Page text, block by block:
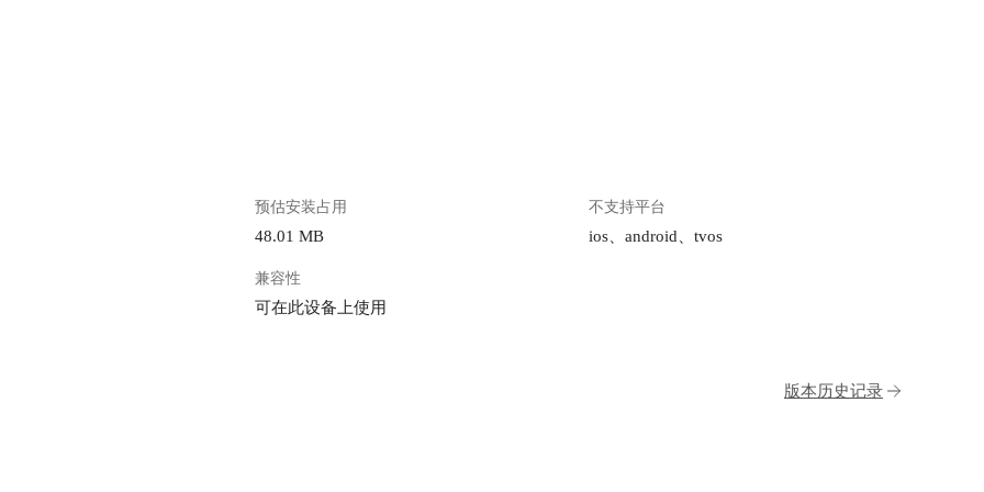
预估安装占用
48.01 MB
不支持平台
ios、android、tvos
兼容性
可在此设备上使用
版本历史记录